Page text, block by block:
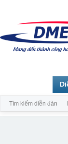
Tìm kiếm diễn đàn